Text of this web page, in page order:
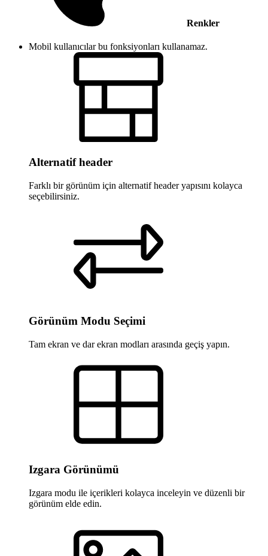
Renkler
Mobil kullanıcılar bu fonksiyonları kullanamaz.
Alternatif header
Farklı bir görünüm için alternatif header yapısını kolayca
seçebilirsiniz.
Görünüm Modu Seçimi
Tam ekran ve dar ekran modları arasında geçiş yapın.
Izgara Görünümü
Izgara modu ile içerikleri kolayca inceleyin ve düzenli bir
görünüm elde edin.